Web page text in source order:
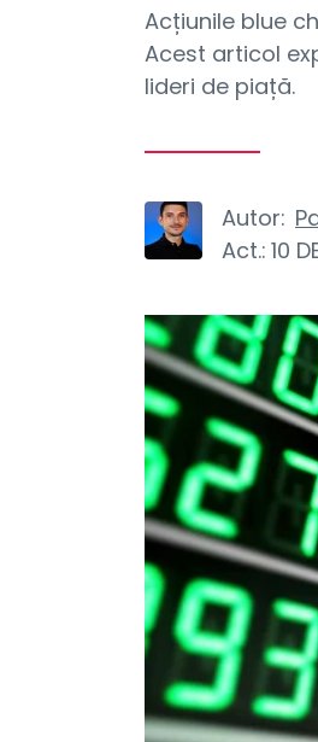
Acțiunile blue
Acest articol
lideri de piață.
Autor:
Act.: 10